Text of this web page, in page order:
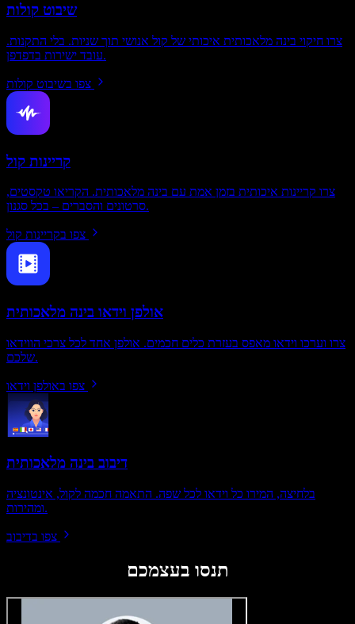
שיבוט קולות
צרו חיקוי בינה מלאכותית איכותי של קול אנושי תוך שניות. בלי התקנות.
עובד ישירות בדפדפן.
צפו בשיבוט קולות
קריינות קול
צרו קריינות איכותית בזמן אמת עם בינה מלאכותית. הקריאו טקסטים,
סרטונים והסברים – בכל סגנון.
צפו בקריינות קול
אולפן וידאו בינה מלאכותית
צרו וערכו וידאו מאפס בעזרת כלים חכמים. אולפן אחד לכל צרכי הווידאו
שלכם.
צפו באולפן וידאו
דיבוב בינה מלאכותית
בלחיצה, המירו כל וידאו לכל שפה. התאמה חכמה לקול, אינטונציה
ומהירות.
צפו בדיבוב
תנסו בעצמכם